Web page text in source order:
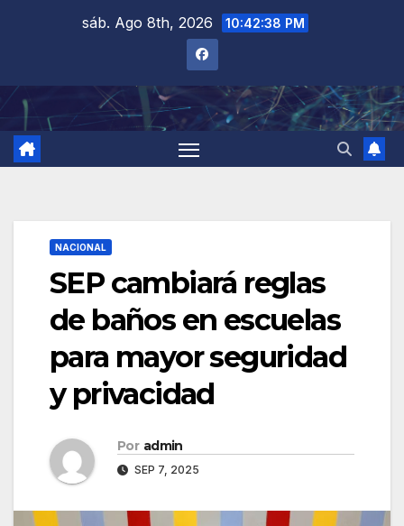
sáb. Ago 8th, 2026 10:42:39 PM
NACIONAL
SEP cambiará reglas
de baños en escuelas
para mayor seguridad
y privacidad
Por admin
SEP 7, 2025